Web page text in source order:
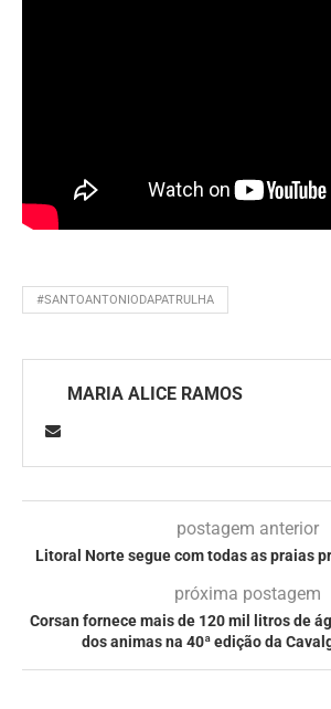
#SANTOANTONIODAPATRULHA
MARIA ALICE RAMOS
postagem anterior
Litoral Norte segue com todas as praias
próxima postagem
Corsan fornece mais de 120 mil litros de
dos animas na 40ª edição da